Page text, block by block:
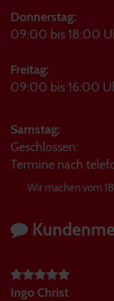
Donnerstag:
09:00 bis 18:00
Freitag:
09:00 bis 16:00
Samstag:
Geschlossen:
Termine nach
Wir machen vom
Ingo Christ